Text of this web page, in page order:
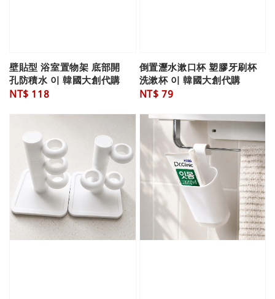
壁貼型 浴室置物架 底部開
孔防積水 이 韓國大創代購
Regular
NT$ 118
倒置瀝水漱口杯 塑膠牙刷杯
洗漱杯 이 韓國大創代購
Regular
NT$ 79